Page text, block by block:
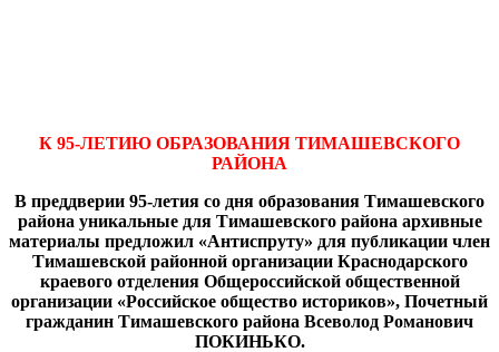
К 95-ЛЕТИЮ ОБРАЗОВАНИЯ ТИМАШЕВСКОГО
РАЙОНА
В преддверии 95-летия со дня образования Тимашевского
района уникальные для Тимашевского района архивные
материалы предложил «Антиспруту» для публикации член
Тимашевской районной организации Краснодарского
краевого отделения Общероссийской общественной
организации «Российское общество историков», Почетный
гражданин Тимашевского района Всеволод Романович
ПОКИНЬКО.